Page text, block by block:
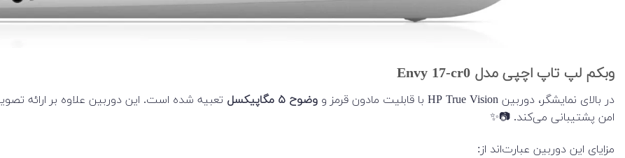
وبکم لپ تاپ اچپی مدل Envy 17-cr0
در بالای نمایشگر، دوربین HP True Vision با قابلیت مادون قرمز و وضوح ۵ مگاپیکسل تعبیه شده است. این دوربین علاوه بر ارائه
امن پشتیبانی می‌کند. 📷✨
مزایای این دوربین عبارت‌اند از: